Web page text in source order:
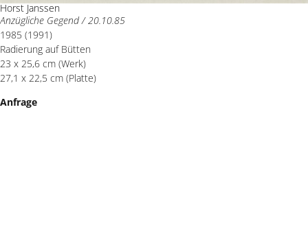
Horst Janssen
Anzügliche Gegend / 20.10.85
1985 (1991)
Radierung auf Bütten
23 x 25,6 cm (Werk)
27,1 x 22,5 cm (Platte)
Anfrage